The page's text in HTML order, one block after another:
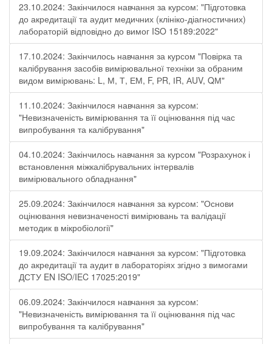
23.10.2024: Закінчилося навчання за курсом: "Підготовка
до акредитації та аудит медичних (клініко-діагностичних)
лабораторій відповідно до вимог ISO 15189:2022"
17.10.2024: Закінчилось навчання за курсом "Повірка та
калібрування засобів вимірювальної техніки за обраним
видом вимірювань: L, М, Т, ЕМ, F, РR, ІR, АUV, QМ"
11.10.2024: Закінчилося навчання за курсом:
"Невизначеність вимірювання та її оцінювання під час
випробування та калібрування"
04.10.2024: Закінчилось навчання за курсом "Розрахунок і
встановлення міжкалібрувальних інтервалів
вимірювального обладнання"
25.09.2024: Закінчилося навчання за курсом: "Основи
оцінювання невизначеності вимірювань та валідації
методик в мікробіології"
19.09.2024: Закінчилося навчання за курсом: "Підготовка
до акредитації та аудит в лабораторіях згідно з вимогами
ДСТУ EN ISO/IEC 17025:2019"
06.09.2024: Закінчилося навчання за курсом:
"Невизначеність вимірювання та її оцінювання під час
випробування та калібрування"